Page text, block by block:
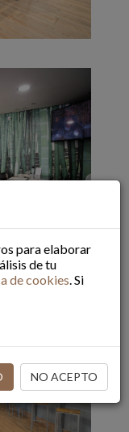
para elaborar
de tu
de cookies. Si
NO ACEPTO